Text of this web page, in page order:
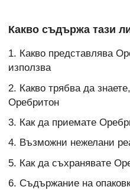
Какво съдържа тази
1. Какво представлява
използва
2. Какво трябва да
Оребритон
3. Как да приемате
4. Възможни нежелани
5. Как да съхранявате
6. Съдържание на